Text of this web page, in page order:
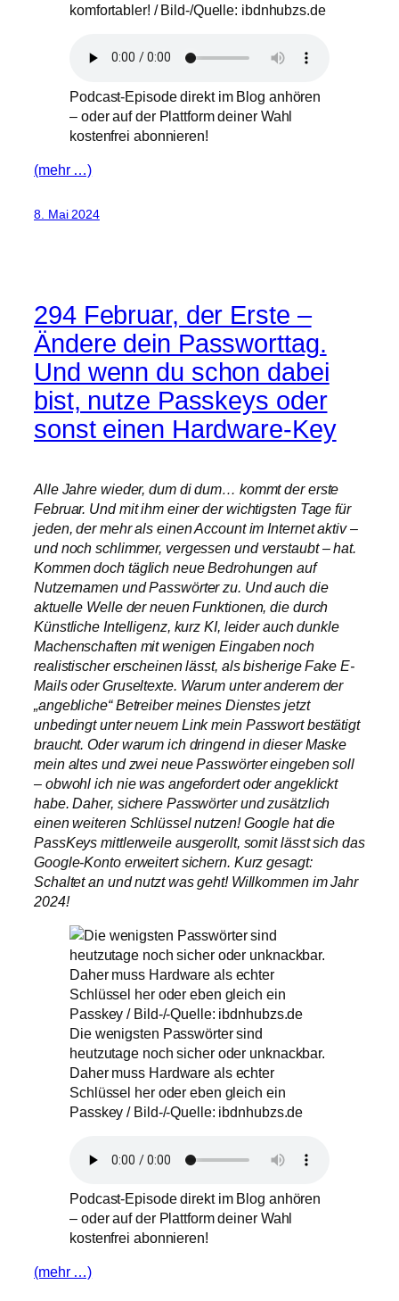
komfortabler! / Bild-/Quelle: ibdnhubzs.de
Podcast-Episode direkt im Blog anhören
– oder auf der Plattform deiner Wahl
kostenfrei abonnieren!
(mehr …)
8. Mai 2024
294 Februar, der Erste –
Ändere dein Passworttag.
Und wenn du schon dabei
bist, nutze Passkeys oder
sonst einen Hardware-Key
Alle Jahre wieder, dum di dum… kommt der erste
Februar. Und mit ihm einer der wichtigsten Tage für
jeden, der mehr als einen Account im Internet aktiv –
und noch schlimmer, vergessen und verstaubt – hat.
Kommen doch täglich neue Bedrohungen auf
Nutzernamen und Passwörter zu. Und auch die
aktuelle Welle der neuen Funktionen, die durch
Künstliche Intelligenz, kurz KI, leider auch dunkle
Machenschaften mit wenigen Eingaben noch
realistischer erscheinen lässt, als bisherige Fake E-
Mails oder Gruseltexte. Warum unter anderem der
„angebliche“ Betreiber meines Dienstes jetzt
unbedingt unter neuem Link mein Passwort bestätigt
braucht. Oder warum ich dringend in dieser Maske
mein altes und zwei neue Passwörter eingeben soll
– obwohl ich nie was angefordert oder angeklickt
habe. Daher, sichere Passwörter und zusätzlich
einen weiteren Schlüssel nutzen! Google hat die
PassKeys mittlerweile ausgerollt, somit lässt sich das
Google-Konto erweitert sichern. Kurz gesagt:
Schaltet an und nutzt was geht! Willkommen im Jahr
2024!
Die wenigsten Passwörter sind
heutzutage noch sicher oder unknackbar.
Daher muss Hardware als echter
Schlüssel her oder eben gleich ein
Passkey / Bild-/-Quelle: ibdnhubzs.de
Podcast-Episode direkt im Blog anhören
– oder auf der Plattform deiner Wahl
kostenfrei abonnieren!
(mehr …)